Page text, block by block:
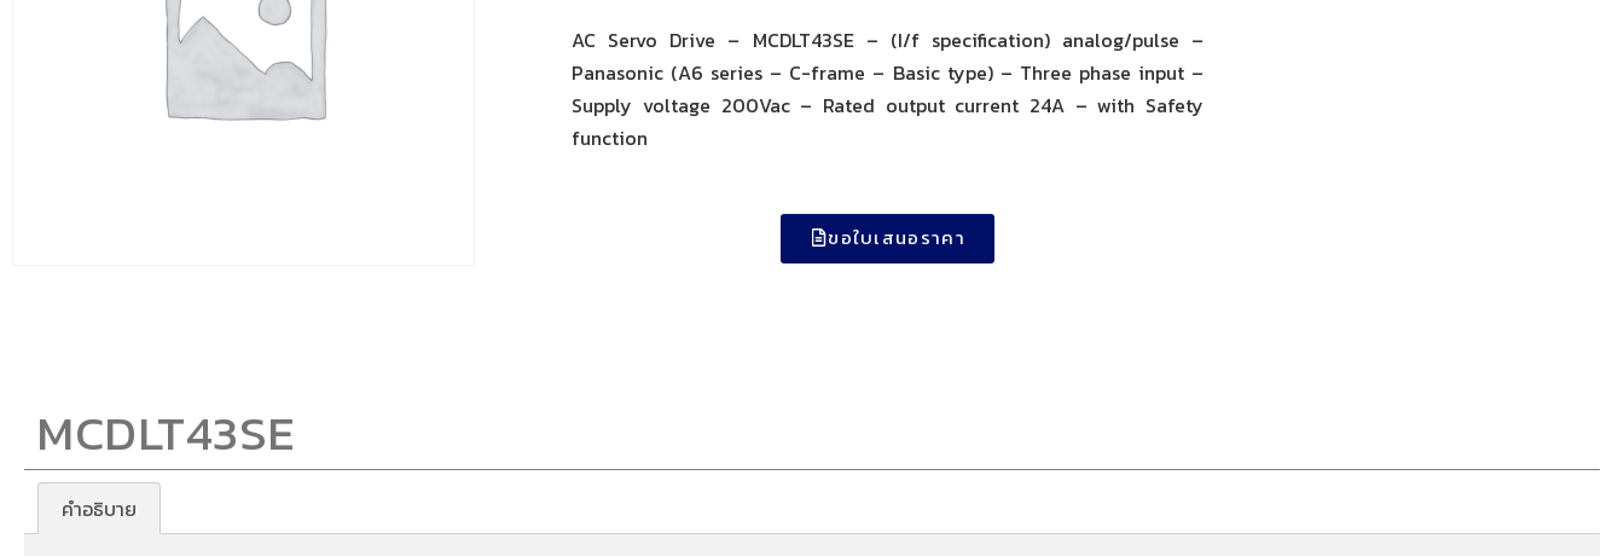
AC Servo Drive – MCDLT43SE – (I/f specification) analog/pulse –
Panasonic (A6 series – C-frame – Basic type) – Three phase input –
Supply voltage 200Vac – Rated output current 24A – with Safety
function
ขอใบเสนอราคา
MCDLT43SE
คำอธิบาย